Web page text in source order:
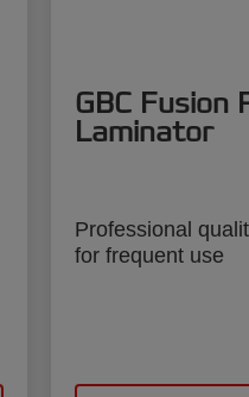
GBC Fusion
Laminator
Professional
for frequent use